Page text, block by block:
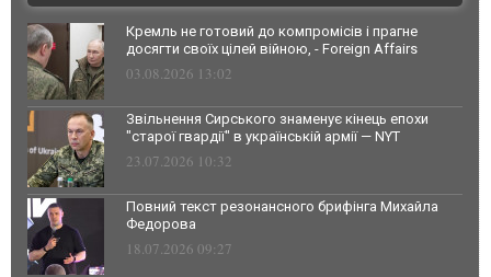
Кремль не готовий до компромісів і прагне
досягти своїх цілей війною, - Foreign Affairs
03.08.2026 13:02
Звільнення Сирського знаменує кінець епохи
"старої гвардії" в українській армії — NYT
23.07.2026 10:32
Повний текст резонансного брифінга Михайла
Федорова
18.07.2026 09:27